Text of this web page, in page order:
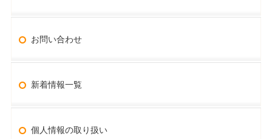
お問い合わせ
新着情報一覧
個人情報の取り扱い